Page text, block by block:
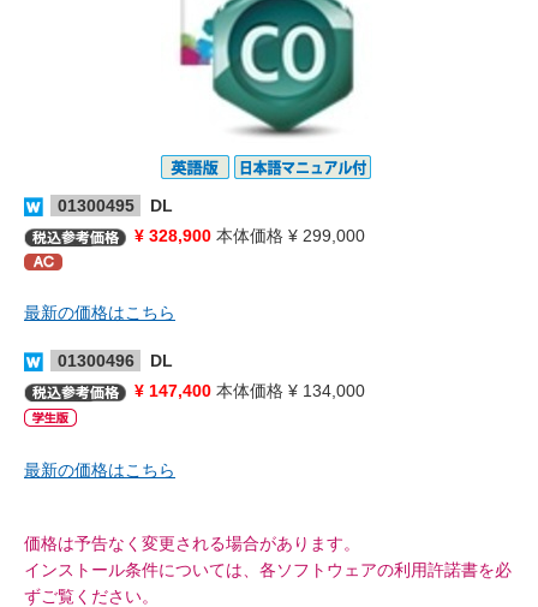
01300495
DL
¥ 328,900 本体価格 ¥ 299,000
最新の価格はこちら
01300496
DL
¥ 147,400 本体価格 ¥ 134,000
最新の価格はこちら
価格は予告なく変更される場合があります。
インストール条件については、各ソフトウェアの利用許諾書を必
ずご覧ください。